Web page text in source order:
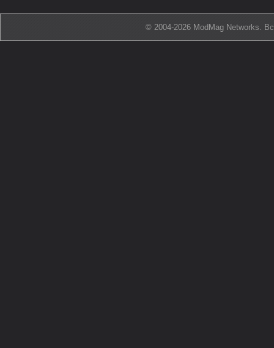
© 2004-2026 ModMag Networks.